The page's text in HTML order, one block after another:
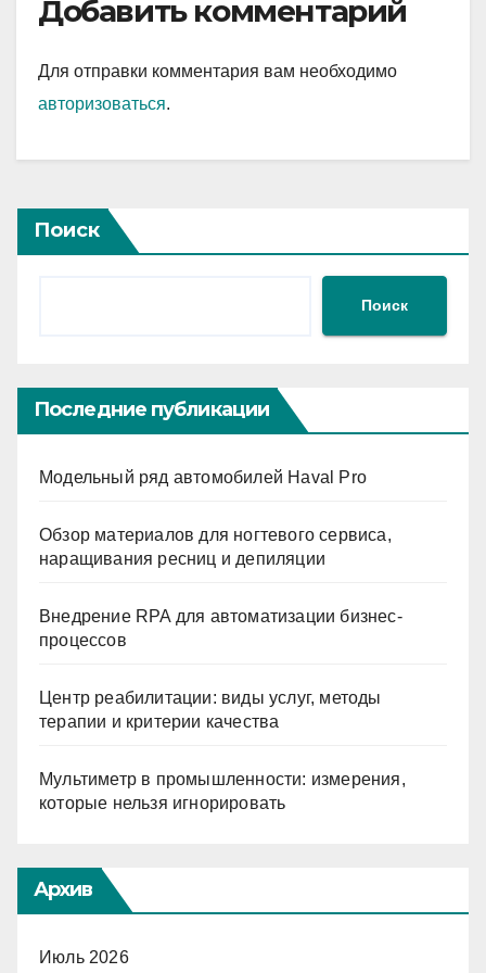
Добавить комментарий
Для отправки комментария вам необходимо
авторизоваться.
Поиск
Поиск
Последние публикации
Модельный ряд автомобилей Haval Pro
Обзор материалов для ногтевого сервиса,
наращивания ресниц и депиляции
Внедрение RPA для автоматизации бизнес-
процессов
Центр реабилитации: виды услуг, методы
терапии и критерии качества
Мультиметр в промышленности: измерения,
которые нельзя игнорировать
Архив
Июль 2026